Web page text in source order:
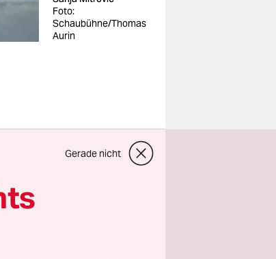
Foto:
Schaubühne/Thomas
Aurin
Gerade nicht